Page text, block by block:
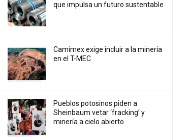
que impulsa un futuro sustentable
Camimex exige incluir a la minería
en el T-MEC
Pueblos potosinos piden a
Sheinbaum vetar ‘fracking’ y
minería a cielo abierto